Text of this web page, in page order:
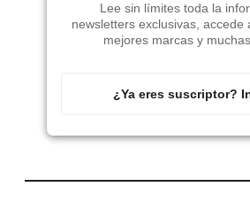
Lee sin límites toda la
newsletters exclusivas, accede
mejores marcas y
¿Ya eres suscriptor?